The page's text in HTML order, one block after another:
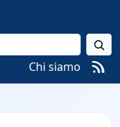
Chi siamo